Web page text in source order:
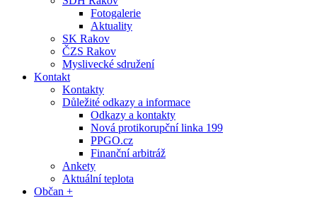
Fotogalerie
Aktuality
SK Rakov
ČZS Rakov
Myslivecké sdružení
Kontakt
Kontakty
Důležité odkazy a informace
Odkazy a kontakty
Nová protikorupční linka 199
PPGO.cz
Finanční arbitráž
Ankety
Aktuální teplota
Občan +